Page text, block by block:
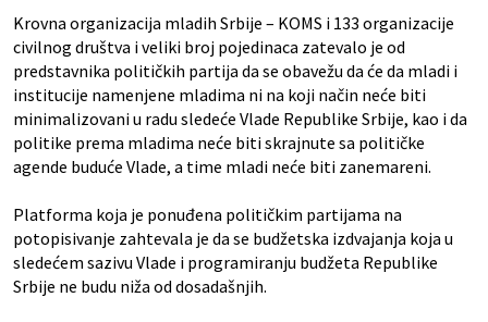
Krovna organizacija mladih Srbije – KOMS i 133 organizacije
civilnog društva i veliki broj pojedinaca zatevalo je od
predstavnika političkih partija da se obavežu da će da mladi i
institucije namenjene mladima ni na koji način neće biti
minimalizovani u radu sledeće Vlade Republike Srbije, kao i da
politike prema mladima neće biti skrajnute sa političke
agende buduće Vlade, a time mladi neće biti zanemareni.
Platforma koja je ponuđena političkim partijama na
potopisivanje zahtevala je da se budžetska izdvajanja koja u
sledećem sazivu Vlade i programiranju budžeta Republike
Srbije ne budu niža od dosadašnjih.